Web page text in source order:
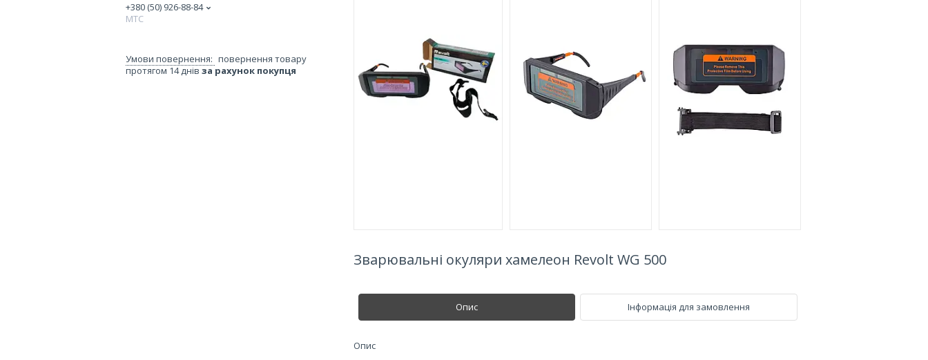
Зварювальні окуляри хамелеон Revolt WG 500
Опис Інформація для замовлення
Опис
+380 (50) 926-88-84
МТС
повернення товару
протягом 14 днів за рахунок покупця